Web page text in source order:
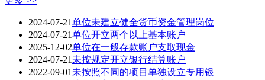
2024-07-21单位未建立健全货币资金管理岗位
2024-07-21单位开立两个以上基本账户
2025-12-02单位在一般存款账户支取现金
2024-07-21 未按规定开立银行结算账户
2022-09-01 未按照不同的项目单独设立专用银